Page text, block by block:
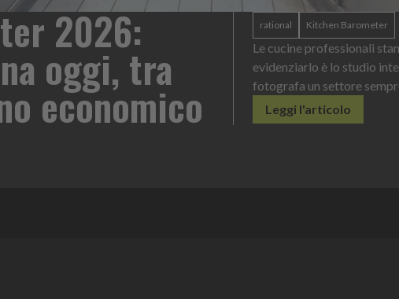
2026:
oggi, tra
economico
rational Kitchen Barometer
Le cucine professionali
evidenziarlo è lo studio
fotografa un settore
Leggi l'articolo